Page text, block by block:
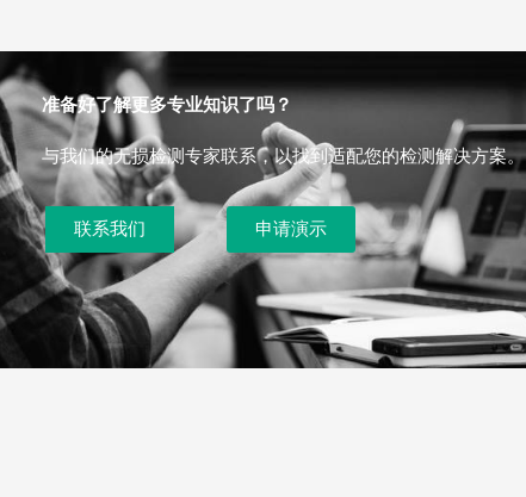
准备好了解更多专业知识了吗？
与我们的无损检测专家联系，以找到适配您的检测解决方案。
联系我们 申请演示